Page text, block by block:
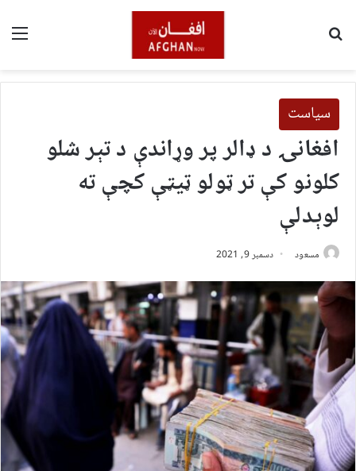
سیاست
افغانۍ د ډالر پر وړاندې د تېر شلو
کلونو کې تر ټولو ټیټې کچې ته
لوېدلې
مسعود دسمبر 9, 2021